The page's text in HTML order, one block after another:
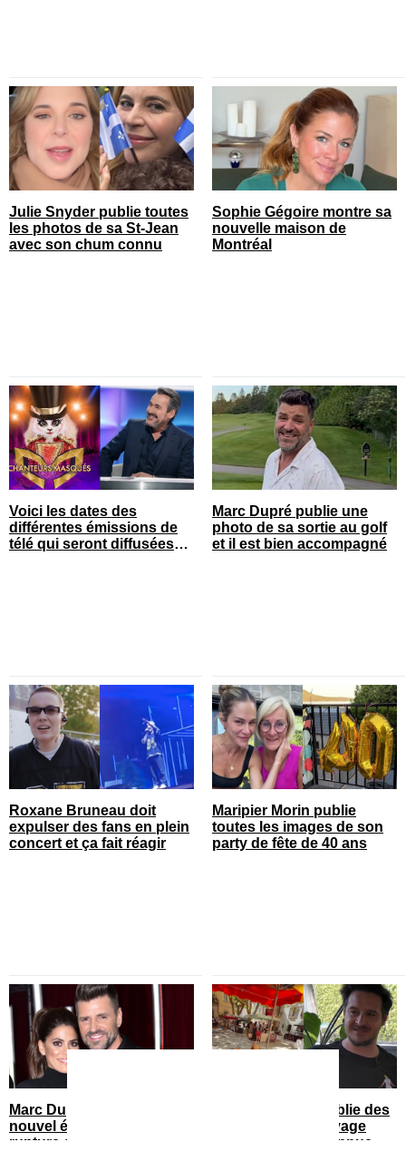
Julie Snyder publie toutes
les photos de sa St-Jean
avec son chum connu
Sophie Gégoire montre sa
nouvelle maison de
Montréal
Voici les dates des
différentes émissions de
télé qui seront diffusées
Marc Dupré publie une
photo de sa sortie au golf
et il est bien accompagné
Roxane Bruneau doit
expulser des fans en plein
concert et ça fait réagir
Maripier Morin publie
toutes les images de son
party de fête de 40 ans
Marc Dupré dévoile un
nouvel élément sur sa
rupture avec Anne-Marie
Sébastien Diaz publie des
photos de son voyage
avec sa blonde connue en